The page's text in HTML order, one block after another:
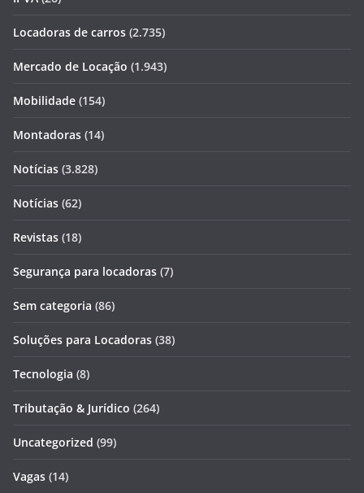
Locadoras de carros (2.735)
Mercado de Locação (1.943)
Mobilidade (154)
Montadoras (14)
Notícias (3.828)
Notícias (62)
Revistas (18)
Segurança para locadoras (7)
Sem categoria (86)
Soluções para Locadoras (38)
Tecnologia (8)
Tributação & Jurídico (264)
Uncategorized (99)
Vagas (14)